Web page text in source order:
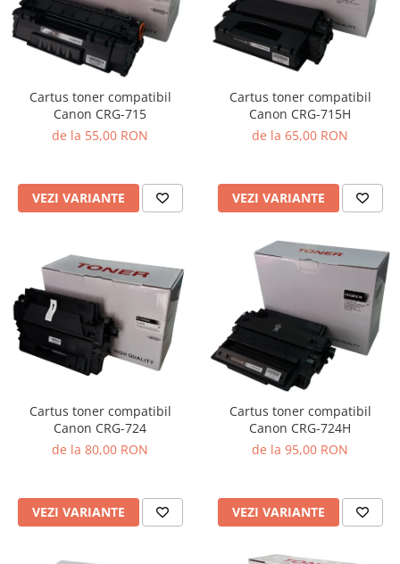
Cartus toner compatibil
Canon CRG-715
de la 55,00 RON
VEZI VARIANTE
Cartus toner compatibil
Canon CRG-715H
de la 65,00 RON
VEZI VARIANTE
Cartus toner compatibil
Canon CRG-724
de la 80,00 RON
VEZI VARIANTE
Cartus toner compatibil
Canon CRG-724H
de la 95,00 RON
VEZI VARIANTE